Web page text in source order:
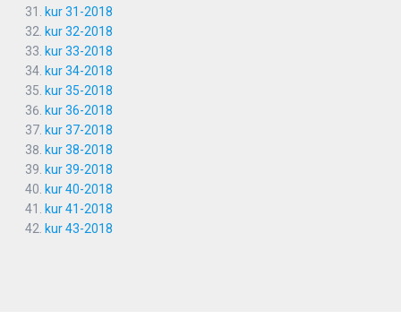
kur 31-2018
kur 32-2018
kur 33-2018
kur 34-2018
kur 35-2018
kur 36-2018
kur 37-2018
kur 38-2018
kur 39-2018
kur 40-2018
kur 41-2018
kur 43-2018